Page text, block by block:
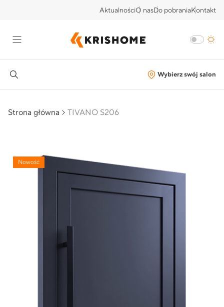
AktualnościO nasDo pobraniaKontakt
Wybierz swój salon
Strona główna TIVANO S206
Nowość